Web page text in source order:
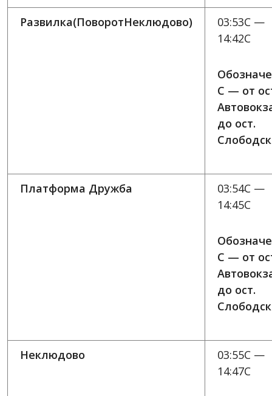
Развилка(ПоворотНеклюдово)
03:53C —
14:42C
C — от
до ост.
Платформа Дружба
03:54C —
14:45C
C — от
до ост.
Неклюдово
03:55C —
14:47C